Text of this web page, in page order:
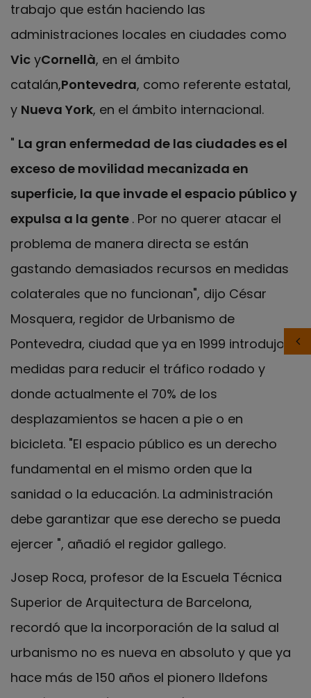
trabajo que están haciendo las
administraciones locales en ciudades como
Vic yCornellà, en el ámbito
catalán,Pontevedra, como referente estatal,
y Nueva York, en el ámbito internacional.
" La gran enfermedad de las ciudades es el
exceso de movilidad mecanizada en
superficie, la que invade el espacio público y
expulsa a la gente . Por no querer atacar el
problema de manera directa se están
gastando demasiados recursos en medidas
colaterales que no funcionan", dijo César
Mosquera, regidor de Urbanismo de
Pontevedra, ciudad que ya en 1999 introdujo
medidas para reducir el tráfico rodado y
donde actualmente el 70% de los
desplazamientos se hacen a pie o en
bicicleta. "El espacio público es un derecho
fundamental en el mismo orden que la
sanidad o la educación. La administración
debe garantizar que ese derecho se pueda
ejercer ", añadió el regidor gallego.
Josep Roca, profesor de la Escuela Técnica
Superior de Arquitectura de Barcelona,
recordó que la incorporación de la salud al
urbanismo no es nueva en absoluto y que ya
hace más de 150 años el pionero Ildefons